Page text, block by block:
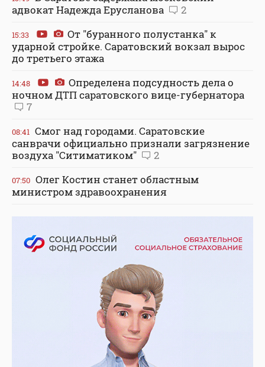
адвокат Надежда Ерусланова
2
15:33
От "буранного полустанка" к
ударной стройке. Саратовский вокзал вырос
до третьего этажа
14:48
Определена подсудность дела о
ночном ДТП саратовского вице-губернатора
7
08:41 Смог над городами. Саратовские
санврачи официально признали загрязнение
воздуха "Ситиматиком"
2
07:50 Олег Костин станет областным
министром здравоохранения